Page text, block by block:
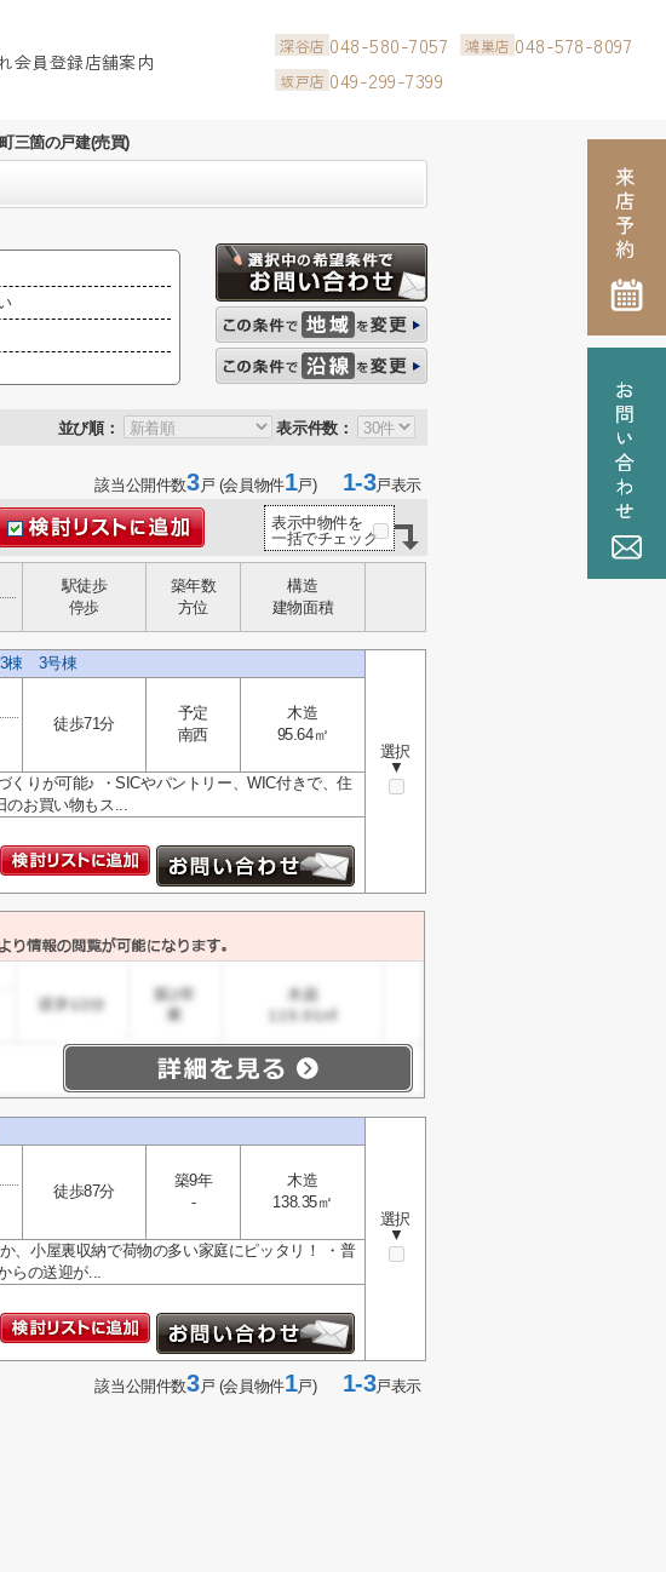
会員登録店舗案内
深谷店 048-580-7057 鴻巣店 048-578-8097
坂戸店 049-299-7399
三箇の戸建(売買)
並び順： 表示件数：
該当公開件数3戸 (会員物件1戸)1-3戸表示
表示中物件を
一括でチェック
駅徒歩
停歩
築年数
方位
構造
建物面積
棟 3号棟
選択
▼
徒歩71分
予定
南西
木造
95.64㎡
りが可能♪ ・SICやパントリー、WIC付きで、住
のお買い物もス...
選択
▼
徒歩87分
築9年
-
木造
138.35㎡
、小屋裏収納で荷物の多い家庭にピッタリ！ ・普
らの送迎が...
該当公開件数3戸 (会員物件1戸)1-3戸表示